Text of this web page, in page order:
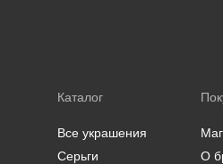
Каталог
Все украшения
Серьги
О